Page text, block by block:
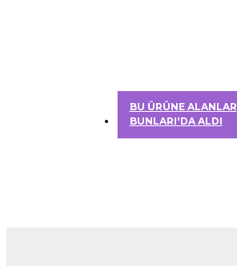
BU ÜRÜNE ALANLAR
BUNLARI'DA ALDI